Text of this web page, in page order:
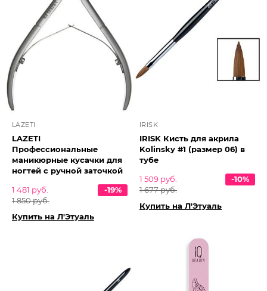
LAZETI
LAZETI
Профессиональные
маникюрные кусачки для
ногтей с ручной заточкой
1 481 руб.
1 850 руб.
-19%
Купить на Л'Этуаль
IRISK
IRISK Кисть для акрила
Kolinsky #1 (размер 06) в
тубе
1 509 руб.
1 677 руб.
-10%
Купить на Л'Этуаль